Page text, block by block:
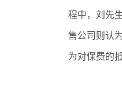
程中，刘先
售公司则认
为对保费的